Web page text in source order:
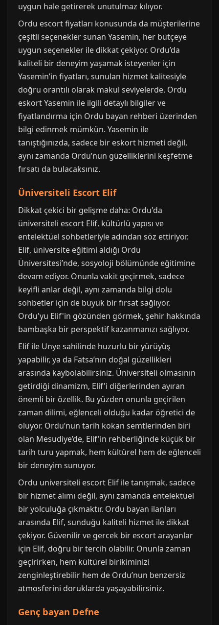
uygun hale getirerek unutulmaz kılıyor.
Ordu escort fiyatları konusunda da müşterilerine
çeşitli seçenekler sunan Yasemin, her bütçeye
uygun seçenekler ile dikkat çekiyor. Ordu’da
kaliteli bir deneyim yaşamak isteyenler için
Yasemin’in fiyatları, sunulan hizmet kalitesiyle
doğru orantılı olarak makul seviyelerde. Ordu
eskort Yasemin ile ilgili detaylı bilgiler ve
fiyatlandırma için Ordu bayan rehberi üzerinden
bilgi edinmek mümkün. Yasemin ile
tanıştığınızda, sadece bir eskort hizmeti değil,
aynı zamanda Ordu’nun güzelliklerini keşfetme
fırsatı da bulacaksınız.
Üniversiteli Escort Elif
Dikkat çekici bir gelişme daha: Ordu'da
üniversiteli escort Elif, kültürlü yapısı ve
entelektüel sohbetleriyle adından söz ettiriyor.
Elif, üniversite eğitimi aldığı Ordu
Üniversitesi’nde, sosyoloji bölümünde eğitimine
devam ediyor. Onunla vakit geçirmek, sadece
keyifli anlar değil, aynı zamanda bilgi dolu
sohbetler için de büyük bir fırsat sağlıyor.
Ordu'yu Elif'in gözünden görmek, şehir hakkında
bambaşka bir perspektif kazanmanızı sağlıyor.
Elif ile Unye sahilinde huzurlu bir yürüyüş
yapabilir, ya da Fatsa’nın doğal güzellikleri
arasında kaybolabilirsiniz. Üniversiteli olmasının
getirdiği dinamizm, Elif'i diğerlerinden ayıran
önemli bir özellik. Bu yüzden onunla geçirilen
zaman dilimi, eğlenceli olduğu kadar öğretici de
oluyor. Ordu’nun tarih kokan semtlerinden biri
olan Mesudiye’de, Elif'in rehberliğinde küçük bir
tarih turu yapmak, hem kültürel hem de eğlenceli
bir deneyim sunuyor.
Ordu universiteli escort Elif ile tanışmak, sadece
bir hizmet alımı değil, aynı zamanda entelektüel
bir yolculuğa çıkmaktır. Ordu bayan ilanları
arasında Elif, sunduğu kaliteli hizmet ile dikkat
çekiyor. Güvenilir ve gercek bir escort arayanlar
için Elif, doğru bir tercih olabilir. Onunla zaman
geçirirken, hem kültürel birikiminizi
zenginleştirebilir hem de Ordu’nun benzersiz
atmosferini doruklarda yaşayabilirsiniz.
Genç bayan Defne